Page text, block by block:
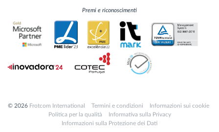
Premi e riconoscimenti
© 2026 Frotcom International Termini e condizioni
Informazioni sui cookie
Politica per la qualità
Informativa sulla Privacy
Informazioni sulla Protezione dei Dati